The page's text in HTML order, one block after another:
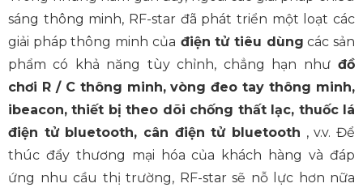
sáng thông minh, RF-star đã phát triển một loạt các
giải pháp thông minh của điện tử tiêu dùng các sản
phẩm có khả năng tùy chỉnh, chẳng hạn nhưđồ
chơi R / C thông minh, vòng đeo tay thông minh,
ibeacon, thiết bị theo dõi chống thất lạc, thuốc lá
điện tử bluetooth, cân điện tử bluetooth , v.v. Để
thúc đẩy thương mại hóa của khách hàng và đáp
ứng nhu cầu thị trường, RF-star sẽ nỗ lực hơn nữa